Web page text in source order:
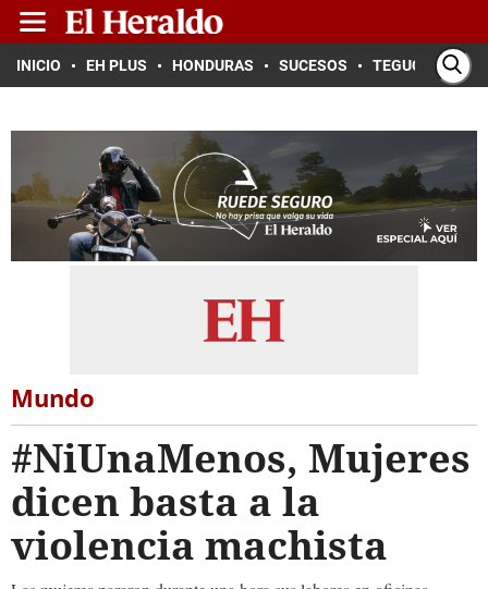
INICIO EH PLUS HONDURAS SUCESOS TEGUCIGALPA
Mundo
#NiUnaMenos, Mujeres
dicen basta a la
violencia machista